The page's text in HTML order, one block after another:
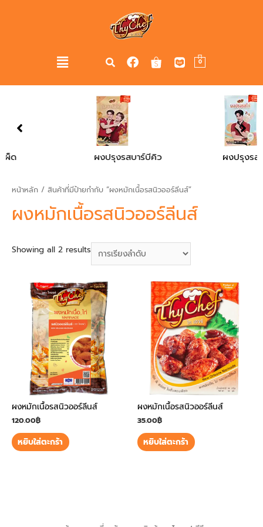
0
ผงปรุงรสบาร์บีคิว
หน้าหลัก / สินค้าที่มีป้ายกำกับ “ผงหมักเนื้อรสนิวออร์ลีนส์”
ผงหมักเนื้อรสนิวออร์ลีนส์
Showing all 2 results
ผงหมักเนื้อรสนิวออร์ลีนส์
120.00฿
หยิบใส่ตะกร้า
ผงหมักเนื้อรสนิวออร์ลีนส์
35.00฿
หยิบใส่ตะกร้า